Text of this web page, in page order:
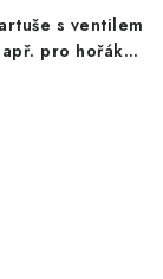
s ventilem
pro hořák